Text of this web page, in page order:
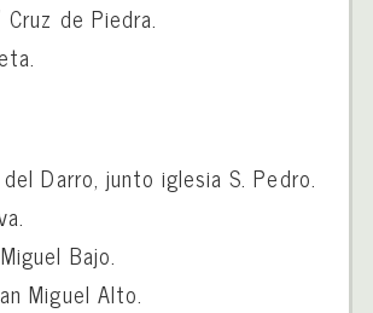
de Piedra.
Darro, junto iglesia S. Pedro.
Bajo.
Miguel Alto.